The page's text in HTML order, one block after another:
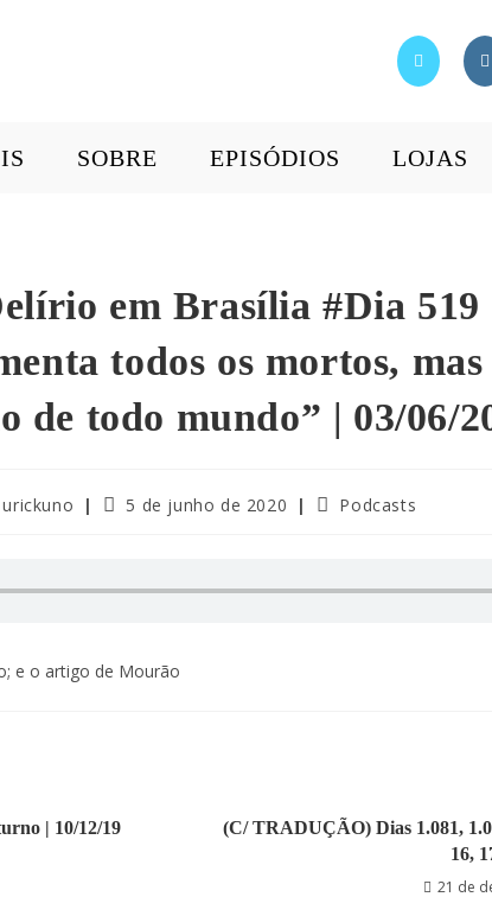
SOBRE EPISÓDIOS LOJAS
em Brasília #Dia 519
todos os mortos, mas
de todo mundo” | 03/06/
urickuno 5 de junho de 2020 Podcasts
e o artigo de Mourão
| 10/12/19
(C/ TRADUÇÃO) Dias 1.081,
16,
21 de